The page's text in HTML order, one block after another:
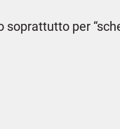
soprattutto per